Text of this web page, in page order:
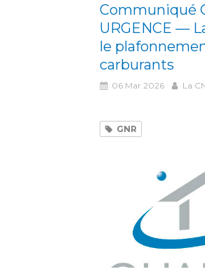
Communiqué
URGENCE —
le
carburants
06 Mar 2026 La
GNR